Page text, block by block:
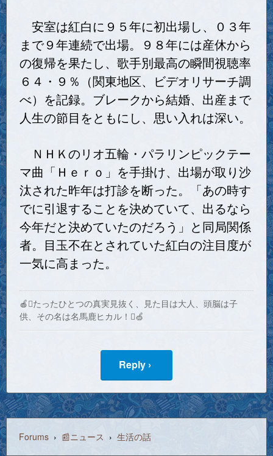
安室は紅白に９５年に初出場し、０３年
まで９年連続で出場。９８年には産休から
の復帰を果たし、歌手別最高の瞬間視聴率
６４・９％（関東地区、ビデオリサーチ調
べ）を記録。ブレークから結婚、出産まで
人生の節目をともにし、思い入れは深い。
ＮＨＫのリオ五輪・パラリンピックテー
マ曲「Ｈｅｒｏ」を手掛け、出場が取り沙
汰された昨年は打診を断った。「あの時す
でに引退することを決めていて、出るなら
今年だと決めていたのだろう」と同局関係
者。目玉不在とされていた紅白の注目度が
一気に高まった。
🍎たったひとつの真実見抜く、見た目は大人、頭脳は子
供、その名は名馬鹿ヒカル！🍏
Reply ›
Forums › 📰ニュース › 生活の話